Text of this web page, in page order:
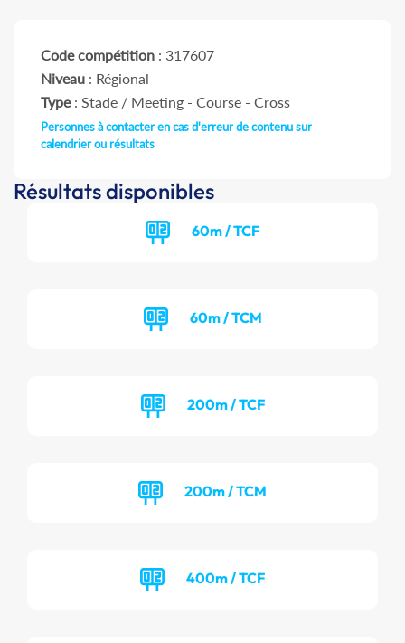
Code compétition : 317607
Niveau : Régional
Type: Stade / Meeting - Course - Cross
Personnes à contacter en cas d'erreur de contenu sur
calendrier ou résultats
Résultats disponibles
60m / TCF
60m / TCM
200m / TCF
200m / TCM
400m / TCF